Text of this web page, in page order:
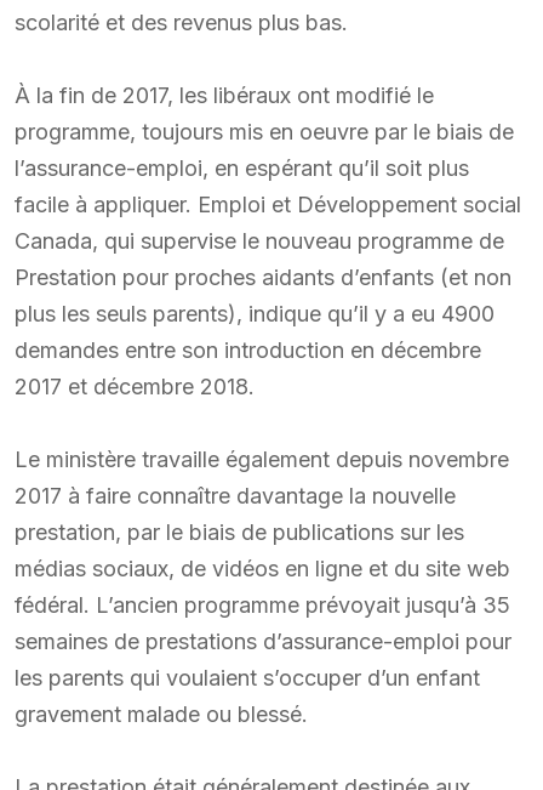
scolarité et des revenus plus bas.
À la fin de 2017, les libéraux ont modifié le
programme, toujours mis en oeuvre par le biais de
l’assurance-emploi, en espérant qu’il soit plus
facile à appliquer. Emploi et Développement social
Canada, qui supervise le nouveau programme de
Prestation pour proches aidants d’enfants (et non
plus les seuls parents), indique qu’il y a eu 4900
demandes entre son introduction en décembre
2017 et décembre 2018.
Le ministère travaille également depuis novembre
2017 à faire connaître davantage la nouvelle
prestation, par le biais de publications sur les
médias sociaux, de vidéos en ligne et du site web
fédéral. L’ancien programme prévoyait jusqu’à 35
semaines de prestations d’assurance-emploi pour
les parents qui voulaient s’occuper d’un enfant
gravement malade ou blessé.